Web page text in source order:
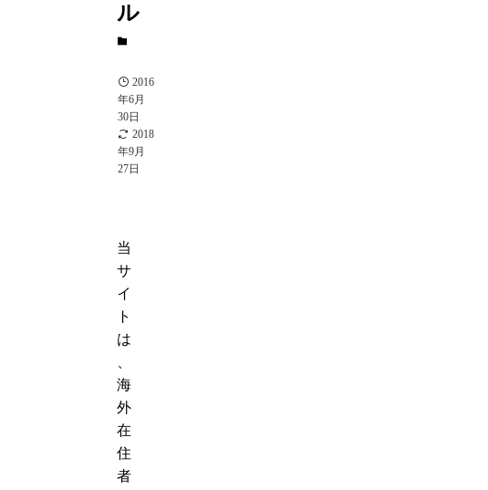
ル
2016
年6月
30日
2018
年9月
27日
当
サ
イ
ト
は
海
外
在
住
者